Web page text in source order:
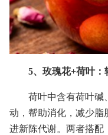
5、玫瑰花+荷叶：
荷叶中含有荷叶碱
动，帮助消化，减少脂
进新陈代谢。两者搭配